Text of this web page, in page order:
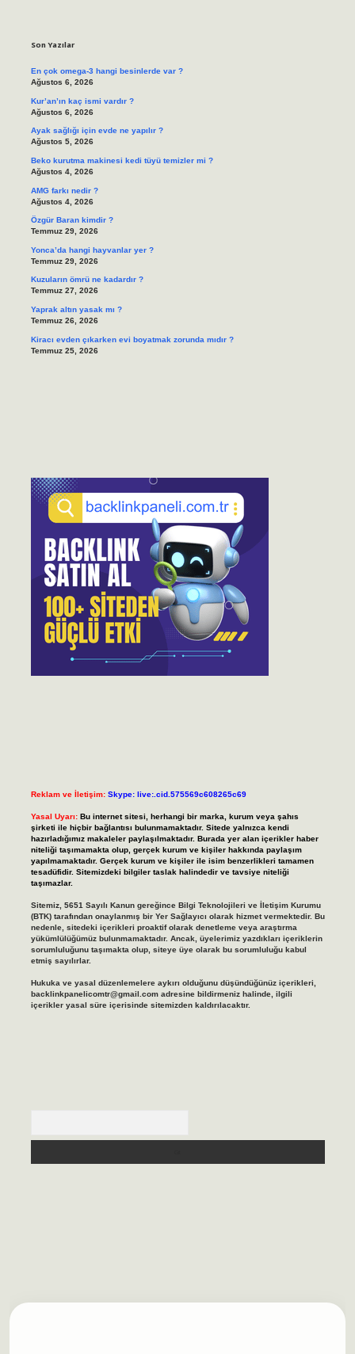
Son Yazılar
En çok omega-3 hangi besinlerde var ?
Ağustos 6, 2026
Kur’an’ın kaç ismi vardır ?
Ağustos 6, 2026
Ayak sağlığı için evde ne yapılır ?
Ağustos 5, 2026
Beko kurutma makinesi kedi tüyü temizler mi ?
Ağustos 4, 2026
AMG farkı nedir ?
Ağustos 4, 2026
Özgür Baran kimdir ?
Temmuz 29, 2026
Yonca’da hangi hayvanlar yer ?
Temmuz 29, 2026
Kuzuların ömrü ne kadardır ?
Temmuz 27, 2026
Yaprak altın yasak mı ?
Temmuz 26, 2026
Kiracı evden çıkarken evi boyatmak zorunda mıdır ?
Temmuz 25, 2026
Reklam ve İletişim: Skype: live:.cid.575569c608265c69
Yasal Uyarı: Bu internet sitesi, herhangi bir marka, kurum veya şahıs
şirketi ile hiçbir bağlantısı bulunmamaktadır. Sitede yalnızca kendi
hazırladığımız makaleler paylaşılmaktadır. Burada yer alan içerikler haber
niteliği taşımamakta olup, gerçek kurum ve kişiler hakkında paylaşım
yapılmamaktadır. Gerçek kurum ve kişiler ile isim benzerlikleri tamamen
tesadüfidir. Sitemizdeki bilgiler taslak halindedir ve tavsiye niteliği
taşımazlar.
Sitemiz, 5651 Sayılı Kanun gereğince Bilgi Teknolojileri ve İletişim Kurumu
(BTK) tarafından onaylanmış bir Yer Sağlayıcı olarak hizmet vermektedir. Bu
nedenle, sitedeki içerikleri proaktif olarak denetleme veya araştırma
yükümlülüğümüz bulunmamaktadır. Ancak, üyelerimiz yazdıkları içeriklerin
sorumluluğunu taşımakta olup, siteye üye olarak bu sorumluluğu kabul
etmiş sayılırlar.
Hukuka ve yasal düzenlemelere aykırı olduğunu düşündüğünüz içerikleri,
backlinkpanelicomtr@gmail.comadresine bildirmeniz halinde, ilgili
içerikler yasal süre içerisinde sitemizden kaldırılacaktır.